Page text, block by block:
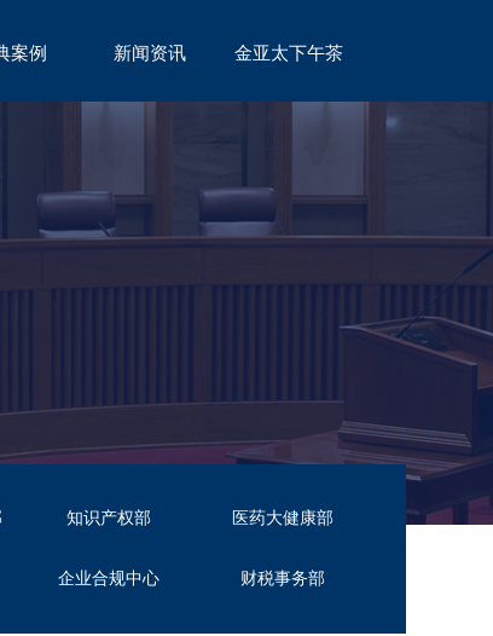
案例 新闻资讯
NEWS
金亚太下午茶
TEA
知识产权部 医药大健康部
企业合规中心 财税事务部